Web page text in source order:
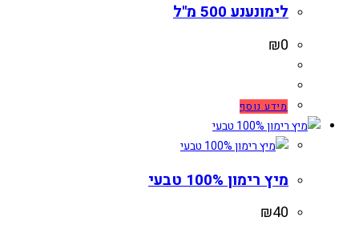
לימונענע 500 מ"ל
₪0
מידע נוסף
מיץ רימון 100% טבעי
₪40